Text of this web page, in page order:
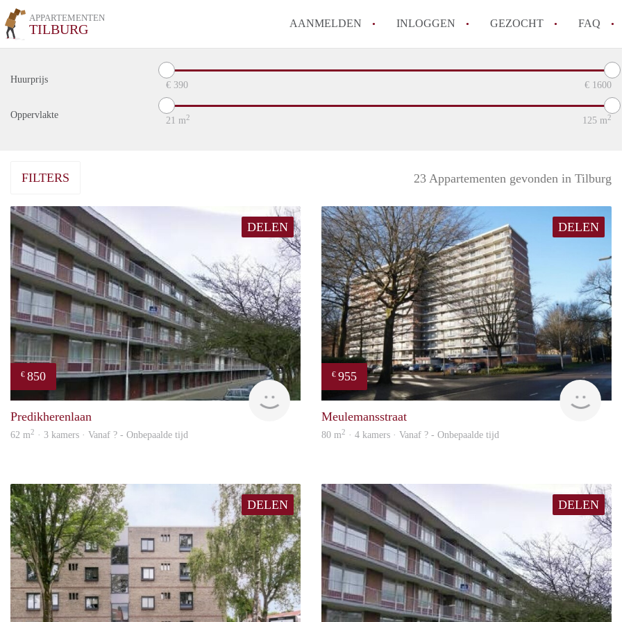
APPARTEMENTEN
TILBURG AANMELDEN INLOGGEN GEZOCHT FAQ
How to translate AppartementenTilburg!
makelaarsvergoeding/
Alle veelgestelde vragen
Huurprijs
€ 390 € 1600
Oppervlakte
21 m2 125 m2
FILTERS 23 Appartementen gevonden in Tilburg
DELEN
€ 850
rent
Predikherenlaan
62 m2 · 3 kamers · Vanaf ? - Onbepaalde tijd
DELEN
€ 955
rent
Meulemansstraat
80 m2 · 4 kamers · Vanaf ? - Onbepaalde tijd
DELEN DELEN